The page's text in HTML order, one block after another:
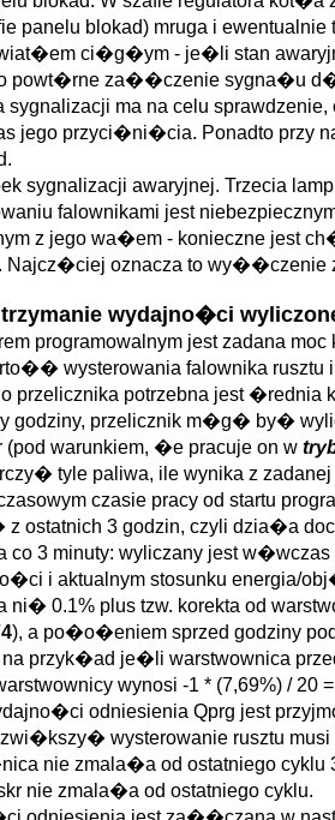
panelu blokad) mruga i
ci�g�ym - je�li stan
powt�rne za��czenie sygna�u
sygnalizacji ma na celu
jego przyci�ni�cia. Ponadto przy
sygnalizacji awaryjnej. Trzecia
falownikami jest
z jego wa�em - konieczne jest
Najcz�ciej oznacza to
wydajno�ci
programowalnym jest zadana
wysterowania falownika rusztu
przelicznika potrzebna jest
przelicznik m�g� by�
warunkiem, �e pracuje on w
tyle paliwa, ile wynika z
czasie pracy od startu
ostatnich 3 godzin, czyli dzia�a
co 3 minuty: wyliczany jest
i aktualnym stosunku
0.1% plus tzw. korekta od
), a po�o�eniem sprzed godziny
na przyk�ad je�li warstwownica
wynosi -1 * (7,69%) /
odniesienia Qprg jest
wysterowanie rusztu
nie zmala�a od ostatniego
nie zmala�a od ostatniego cyklu.